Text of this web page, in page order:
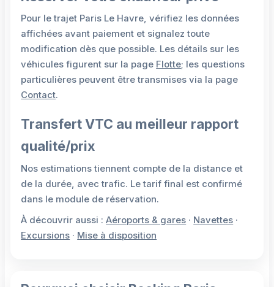
Pour le trajet Paris Le Havre, vérifiez les données
affichées avant paiement et signalez toute
modification dès que possible. Les détails sur les
véhicules figurent sur la page Flotte; les questions
particulières peuvent être transmises via la page
Contact.
Transfert VTC au meilleur rapport
qualité/prix
Nos estimations tiennent compte de la distance et
de la durée, avec trafic. Le tarif final est confirmé
dans le module de réservation.
À découvrir aussi :Aéroports & gares · Navettes ·
Excursions · Mise à disposition